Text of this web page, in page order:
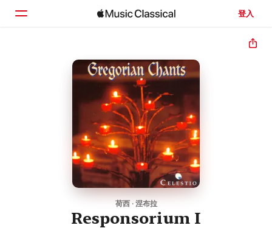
登入
荷西 · 涅布拉
Responsorium I